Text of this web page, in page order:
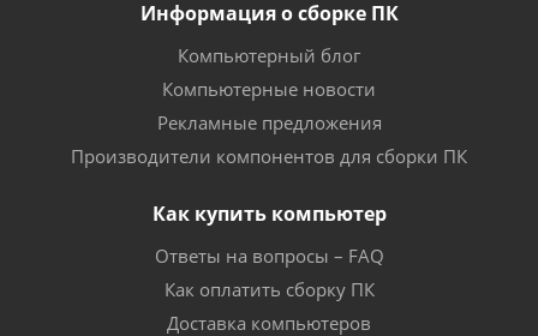
Информация о сборке ПК
Компьютерный блог
Компьютерные новости
Рекламные предложения
Производители компонентов для сборки ПК
Как купить компьютер
Ответы на вопросы – FAQ
Как оплатить сборку ПК
Доставка компьютеров